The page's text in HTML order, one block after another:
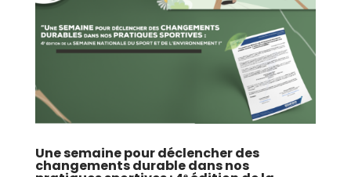
Une semaine pour déclencher des
changements durable dans nos